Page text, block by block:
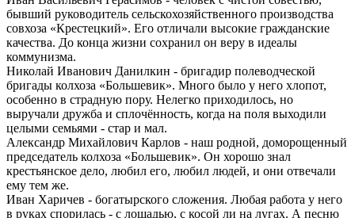
бывший руководитель сельскохозяйственного производства
совхоза «Крестецкий». Его отличали высокие гражданские
качества. До конца жизни сохранил он веру в идеалы
коммунизма.
Николай Иванович Данилкин - бригадир полеводческой
бригады колхоза «Большевик». Много было у него хлопот,
особенно в страдную пору. Нелегко приходилось, но
выручали дружба и сплочённость, когда на поля выходили
целыми семьями - стар и мал.
Александр Михайлович Карлов - наш родной, доморощенный
председатель колхоза «Большевик». Он хорошо знал
крестьянское дело, любил его, любил людей, и они отвечали
ему тем же.
Иван Харичев - богатырского сложения. Любая работа у него
в руках спорилась - с лошадью, с косой ли на лугах. А песню